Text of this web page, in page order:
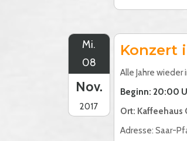
Mi.
08
Nov.
2017
Konzert
Alle Jahre
Beginn:
Ort:
Adresse: Saar-